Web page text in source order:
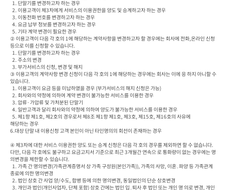
② 이용고객이 다음 각 호의 1에 해당하는 계약사항을 변경하고자 할 경우에는 회사에 전화,온라인 신청
등으로 이를 신청할 수 있습니다.
③ 이용고객의 계약사항 변경 신청이 다음 각 호의 1에 해당하는 경우에는 회사는 이에 응 하지 아니할 수
있습니다.
해당하는 경우
6.대상 단말 내 이용신청 고객 본인이 아닌 타인명의의 회선이 존재하는 경우
④ 제3자에 대한 서비스 이용권한 양도 또는 승계 신청은 다음 각 호의 경우를 제외하면 할 수 없습니다.
다만, 다음 각 호에도 불구하고 요금고지서 기준으로 최근 3개월간 연속으 로 통화량이 없는 경우에는 명
의변경을 제한할 수 있습니다.
종료에 의한 명의변경